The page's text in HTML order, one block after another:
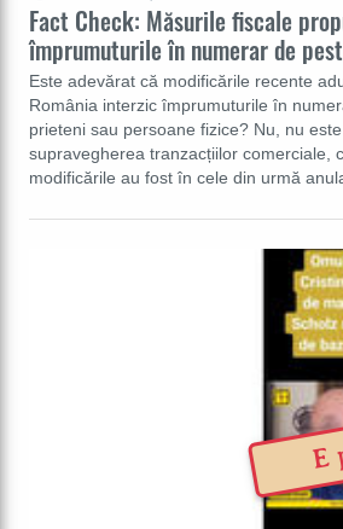
Fact Check: Măsurile fiscale
împrumuturile în numerar de
Este adevărat că modificările recente
România interzic împrumuturile în
prieteni sau persoane fizice? Nu, nu
supravegherea tranzacțiilor comerciale,
modificările au fost în cele din urmă
E